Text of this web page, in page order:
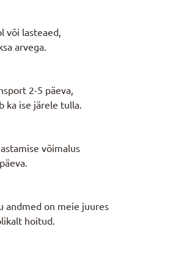
või lasteaed,
arvega.
2-5 päeva,
ka ise järele tulla.
võimalus
andmed on meie juures
hoitud.